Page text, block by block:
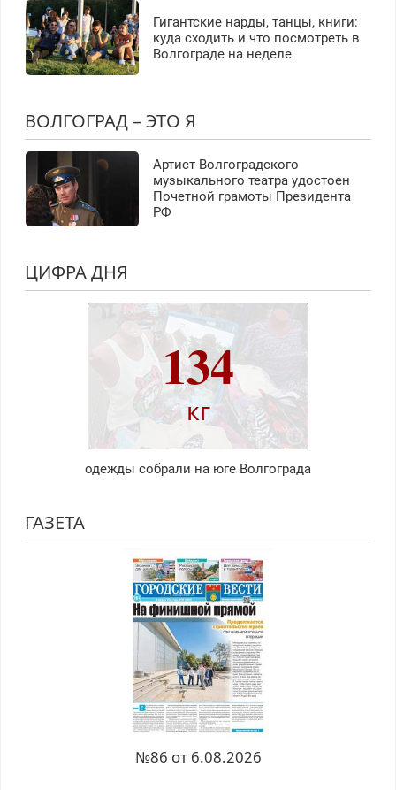
Гигантские нарды, танцы, книги:
куда сходить и что посмотреть в
Волгограде на неделе
ВОЛГОГРАД – ЭТО Я
Артист Волгоградского
музыкального театра удостоен
Почетной грамоты Президента
РФ
ЦИФРА ДНЯ
134
кг
одежды собрали на юге Волгограда
ГАЗЕТА
№86 от 6.08.2026